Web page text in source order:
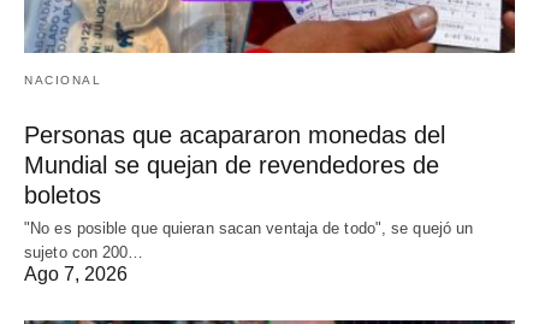
NACIONAL
Personas que acapararon monedas del
Mundial se quejan de revendedores de
boletos
"No es posible que quieran sacan ventaja de todo", se quejó un
sujeto con 200…
Ago 7, 2026